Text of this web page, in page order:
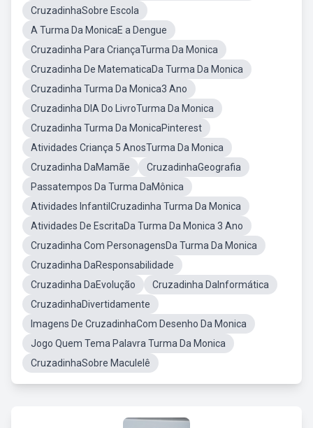
CruzadinhaSobre Escola
A Turma Da MonicaE a Dengue
Cruzadinha Para CriançaTurma Da Monica
Cruzadinha De MatematicaDa Turma Da Monica
Cruzadinha Turma Da Monica3 Ano
Cruzadinha DIA Do LivroTurma Da Monica
Cruzadinha Turma Da MonicaPinterest
Atividades Criança 5 AnosTurma Da Monica
Cruzadinha DaMamãe
CruzadinhaGeografia
Passatempos Da Turma DaMônica
Atividades InfantilCruzadinha Turma Da Monica
Atividades De EscritaDa Turma Da Monica 3 Ano
Cruzadinha Com PersonagensDa Turma Da Monica
Cruzadinha DaResponsabilidade
Cruzadinha DaEvolução
Cruzadinha DaInformática
CruzadinhaDivertidamente
Imagens De CruzadinhaCom Desenho Da Monica
Jogo Quem Tema Palavra Turma Da Monica
CruzadinhaSobre Maculelê